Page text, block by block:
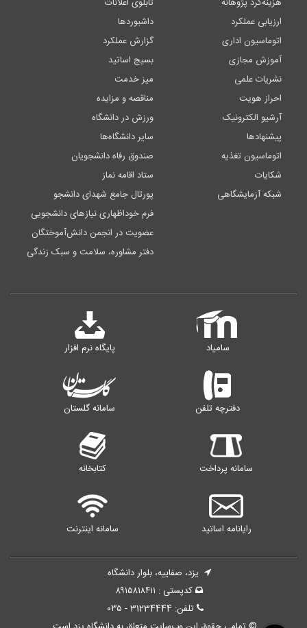
هزینه‌کرد پژوهانه
ارزیابی عملکرد
اتوماسیون اداری
آموزش مجازی
نشریات علمی
احراز هویت
آرشیو الکترونیک
پیشنهادها
اتوماسیون تغذیه
شکایات
شبکه آزمایشگاهی
تابلوی اعلانات
داشبوردها
گزارش عملکرد
بسیج اساتید
میز خدمت
مناقصه و مزایده
ورزش در دانشگاه
سایر دانشگاه‌ها
صندوق رفاه دانشجویان
ستاد اقامه نماز
پورتال جامع شهدای دانشجو
فرم خوداظهاری نیازهای دانشجویی
عضویت در انجمن دانش‌آموختگان
دفتر مشاوره، سلامت و سبک زندگی
سامیاد پایگاه نرم افزار
دفترچه تلفن سامانه گلستان
سامانه پرداخت کتابخانه
رایانامه اساتید سامانه اینترنت
یزد، صفاییه، بلوار دانشگاه
کدپستی : ۸۹۱۵۸۱۸۴۱۱
تلفن: 31234444 - ۰۳۵